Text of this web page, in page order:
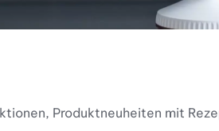
Produktneuheiten mit